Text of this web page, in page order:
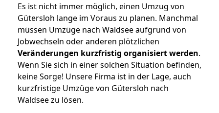
Es ist nicht immer möglich, einen Umzug von
Gütersloh lange im Voraus zu planen. Manchmal
müssen Umzüge nach Waldsee aufgrund von
Jobwechseln oder anderen plötzlichen
Veränderungen kurzfristig organisiert werden.
Wenn Sie sich in einer solchen Situation befinden,
keine Sorge! Unsere Firma ist in der Lage, auch
kurzfristige Umzüge von Gütersloh nach
Waldsee zu lösen.